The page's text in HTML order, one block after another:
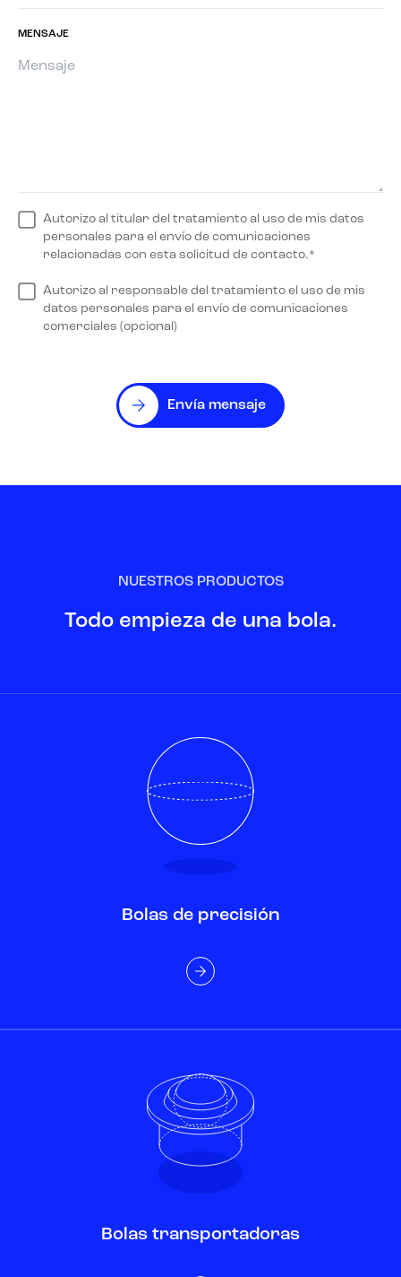
MENSAJE
Autorizo al titular del tratamiento al uso de mis datos
personales para el envío de comunicaciones
relacionadas con esta solicitud de contacto.*
Autorizo al responsable del tratamiento el uso de mis
datos personales para el envío de comunicaciones
comerciales (opcional)
Envía mensaje
NUESTROS PRODUCTOS
Todo empieza de una bola.
Bolas de precisión
Bolas transportadoras